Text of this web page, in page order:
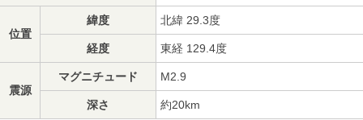
位置
緯度 北緯 29.3度
経度 東経 129.4度
震源
マグニチュード M2.9
深さ 約20km